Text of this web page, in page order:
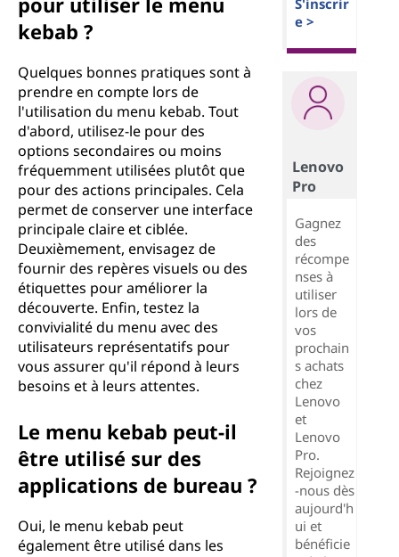
kebab ?
Quelques bonnes pratiques sont à
prendre en compte lors de
l'utilisation du menu kebab. Tout
d'abord, utilisez-le pour des
options secondaires ou moins
fréquemment utilisées plutôt que
pour des actions principales. Cela
permet de conserver une interface
principale claire et ciblée.
Deuxièmement, envisagez de
fournir des repères visuels ou des
étiquettes pour améliorer la
découverte. Enfin, testez la
convivialité du menu avec des
utilisateurs représentatifs pour
vous assurer qu'il répond à leurs
besoins et à leurs attentes.
Le menu kebab peut-il
être utilisé sur des
applications de bureau ?
Oui, le menu kebab peut
également être utilisé dans les
S'inscrir
e >
Lenovo
Pro
Gagnez
des
récompe
nses à
utiliser
lors de
vos
prochain
s achats
chez
Lenovo
et
Lenovo
Pro.
Rejoignez
-nous dès
aujourd'h
ui et
bénéficie